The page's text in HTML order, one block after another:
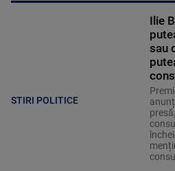
STIRI POLITICE
Ilie
sau